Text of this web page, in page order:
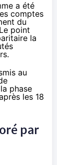
a été
comptes
du
point
la
au
phase
les 18
par